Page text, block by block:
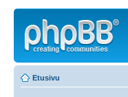
Etusivu